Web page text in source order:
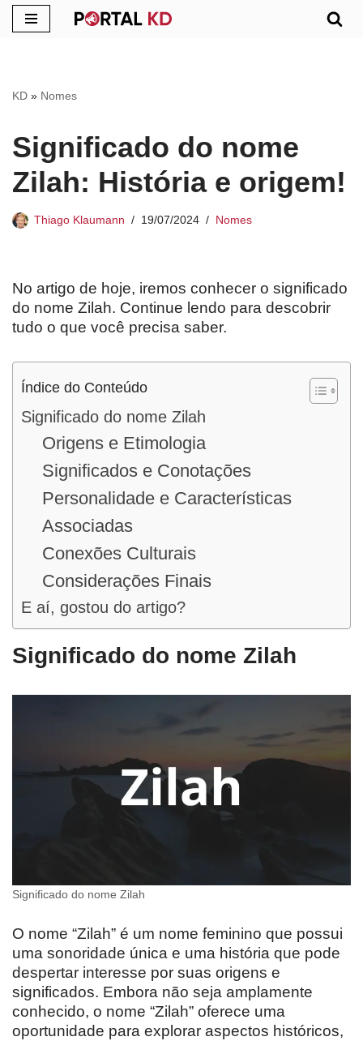
conteúdo
KD » Nomes
Significado do nome
Zilah: História e origem!
Thiago Klaumann 19/07/2024 Nomes
No artigo de hoje, iremos conhecer o significado
do nome Zilah. Continue lendo para descobrir
tudo o que você precisa saber.
Índice do Conteúdo
Significado do nome Zilah
Origens e Etimologia
Significados e Conotações
Personalidade e Características
Associadas
Conexões Culturais
Considerações Finais
E aí, gostou do artigo?
Significado do nome Zilah
Significado do nome Zilah
O nome “Zilah” é um nome feminino que possui
uma sonoridade única e uma história que pode
despertar interesse por suas origens e
significados. Embora não seja amplamente
conhecido, o nome “Zilah” oferece uma
oportunidade para explorar aspectos históricos,